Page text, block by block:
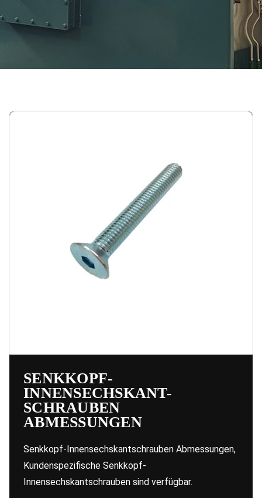
SENKKOPF-
INNENSECHSKANT-
SCHRAUBEN
ABMESSUNGEN
Senkkopf-Innensechskantschrauben Abmessungen,
Kundenspezifische Senkkopf-
Innensechskantschrauben sind verfügbar.